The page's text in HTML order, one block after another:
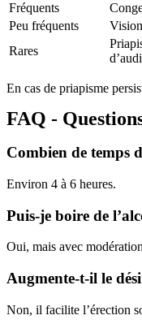
Fréquents
Peu fréquents
Rares
En cas de priapisme
FAQ -
Combien de temps
Environ 4 à 6 heures.
Puis-je boire de
Oui, mais avec
Augmente-t-il le
Non, il facilite l’érection